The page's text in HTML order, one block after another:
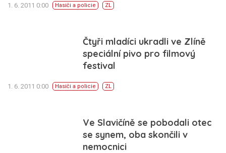
1. 6. 2011 0:00 Hasiči a policie ZL
Čtyři mladíci ukradli ve Zlíně
speciální pivo pro filmový
festival
1. 6. 2011 0:00 Hasiči a policie ZL
Ve Slavičíně se pobodali otec
se synem, oba skončili v
nemocnici